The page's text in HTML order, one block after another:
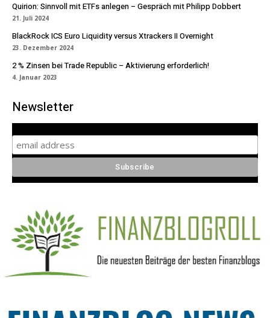
Quirion: Sinnvoll mit ETFs anlegen – Gespräch mit Philipp Dobbert
21. Juli 2024
BlackRock ICS Euro Liquidity versus Xtrackers II Overnight
23. Dezember 2024
2 % Zinsen bei Trade Republic – Aktivierung erforderlich!
4. Januar 2023
Newsletter